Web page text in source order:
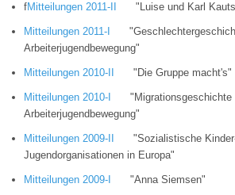
fMitteilungen 2011-II "Luise und Karl
Mitteilungen 2011-I
Arbeiterjugendbewegung"
Mitteilungen 2010-II "Die Gruppe macht's"
Mitteilungen 2010-I
"Migrationsgeschichte
Arbeiterjugendbewegung"
Mitteilungen 2009-II
"Sozialistische
Jugendorganisationen in Europa"
Mitteilungen 2009-I "Anna Siemsen"